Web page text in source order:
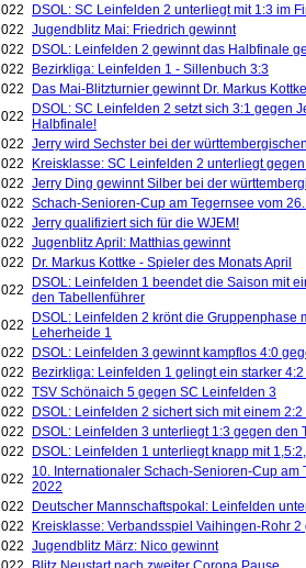
DSOL: SC Leinfelden 2 unterliegt mit 1:3 im
Jugendblitz Mai: Friedrich gewinnt
DSOL: Leinfelden 2 gewinnt das Halbfinale
Bezirkliga: Leinfelden 1 - Sillenbuch 3:3
Das Mai-Blitzturnier gewinnt Dr. Markus
DSOL: SC Leinfelden 2 setzt sich 3:1 gegen
Halbfinale!
Jerry wird Sechster bei der
Kreisklasse: SC Leinfelden 2 unterliegt
Jerry Ding gewinnt Silber bei der
Schach-Senioren-Cup am Tegernsee vom
Jerry qualifiziert sich für die WJEM!
Jugenblitz April: Matthias gewinnt
Dr. Markus Kottke - Spieler des Monats April
DSOL: Leinfelden 1 beendet die Saison mit
den Tabellenführer
DSOL: Leinfelden 2 krönt die Gruppenphase
Leherheide 1
DSOL: Leinfelden 3 gewinnt kampflos 4:0
Bezirkliga: Leinfelden 1 gelingt ein starker
TSV Schönaich 5 gegen SC Leinfelden 3
DSOL: Leinfelden 2 sichert sich mit einem
DSOL: Leinfelden 3 unterliegt 1:3 gegen den
DSOL: Leinfelden 1 unterliegt knapp mit
10. Internationaler Schach-Senioren-Cup am
2022
Deutscher Mannschaftspokal: Leinfelden
Kreisklasse: Verbandsspiel Vaihingen-Rohr
Jugendblitz März: Nico gewinnt